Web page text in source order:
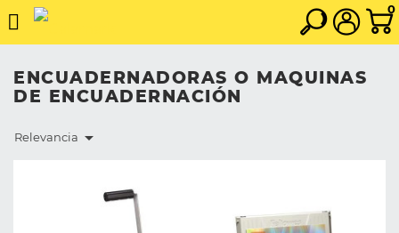
0
ENCUADERNADORAS O MAQUINAS
DE ENCUADERNACIÓN
Relevancia 